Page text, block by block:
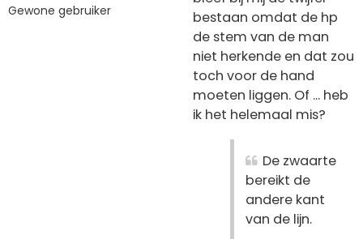
Gewone gebruiker
bestaan omdat de hp
de stem van de man
niet herkende en dat zou
toch voor de hand
moeten liggen. Of ... heb
ik het helemaal mis?
De zwaarte
bereikt de
andere kant
van de lijn.